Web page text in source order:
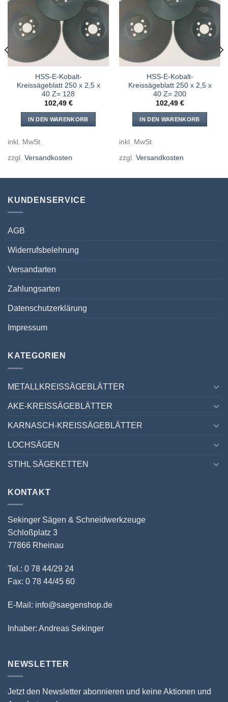
Meine
hinzufügen
HSS-E-Kobalt-
Kreissägeblatt 250 x 2,5 x
40 Z= 128
102,49 €
IN DEN WARENKORB
inkl. MwSt.
zzgl. Versandkosten
Meine
hinzufügen
HSS-E-Kobalt-
Kreissägeblatt 250 x 2,5 x
40 Z= 200
102,49 €
IN DEN WARENKORB
inkl. MwSt.
zzgl. Versandkosten
KUNDENSERVICE
AGB
Widerrufsbelehrung
Versandarten
Zahlungsarten
Datenschutzerklärung
Impressum
KATEGORIEN
METALLKREISSÄGEBLÄTTER
AKE-KREISSÄGEBLÄTTER
KARNASCH-KREISSÄGEBLÄTTER
LOCHSÄGEN
STIHL SÄGEKETTEN
KONTAKT
Sekinger Sägen & Schneidwerkzeuge
Schloßplatz 3
77866 Rheinau
Tel.: 0 78 44/29 24
Fax: 0 78 44/45 60
E-Mail: info@saegenshop.de
Inhaber: Andreas Sekinger
NEWSLETTER
Jetzt den Newsletter abonnieren und keine Aktionen und